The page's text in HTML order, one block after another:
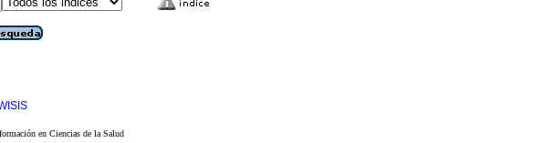
en Ciencias de la Salud